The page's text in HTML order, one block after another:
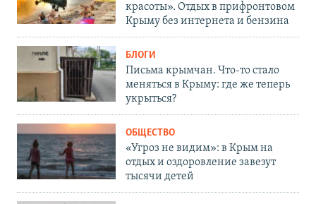
красоты». Отдых в прифронтовом
Крыму без интернета и бензина
БЛОГИ
Письма крымчан. Что-то стало
меняться в Крыму: где же теперь
укрыться?
ОБЩЕСТВО
«Угроз не видим»: в Крым на
отдых и оздоровление завезут
тысячи детей